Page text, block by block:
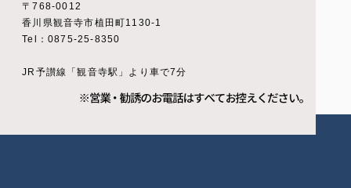
〒768-0012
香川県観音寺市植田町1130-1
Tel：0875-25-8350
JR予讃線「観音寺駅」より車で7分